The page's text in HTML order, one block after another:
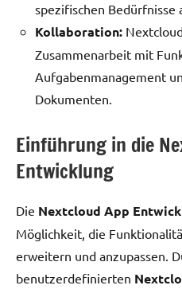
spezifischen Bedürfnisse
Kollaboration:
Zusammenarbeit mit
Aufgabenmanagement
Dokumenten.
Einführung in die
Entwicklung
Die Nextcloud App
Möglichkeit, die
erweitern und anzupassen.
benutzerdefinierten